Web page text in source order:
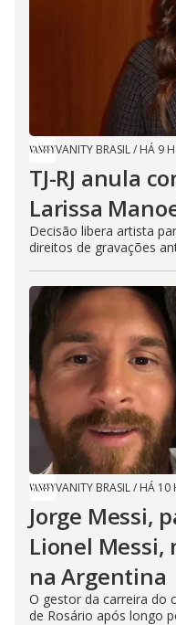
VANITY BRASIL/ HÁ 9
TJ-RJ anula
Larissa
Decisão libera artista
direitos de gravações
VANITY BRASIL/ HÁ 10
Jorge Messi,
Lionel Messi,
na Argentina
O gestor da carreira do
de Rosário após longo